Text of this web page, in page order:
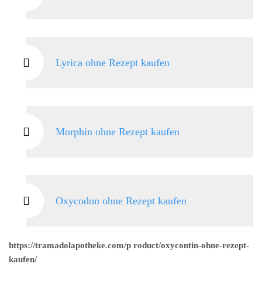
Lyrica ohne Rezept kaufen
Morphin ohne Rezept kaufen
Oxycodon ohne Rezept kaufen
https://tramadolapotheke.com/p roduct/oxycontin-ohne-rezept-
kaufen/